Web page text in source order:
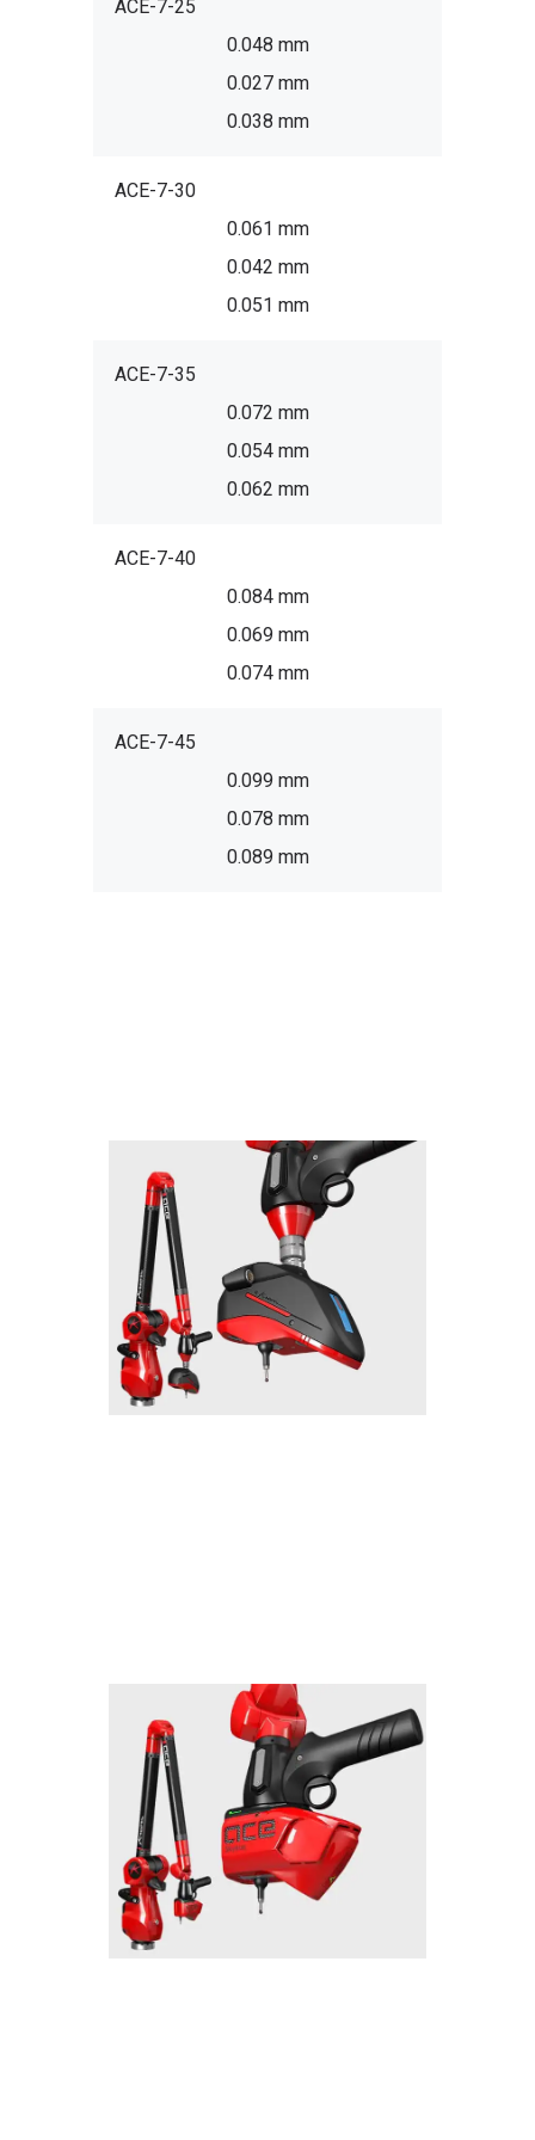
ACE-7-25
0.048 mm
0.027 mm
0.038 mm
ACE-7-30
0.061 mm
0.042 mm
0.051 mm
ACE-7-35
0.072 mm
0.054 mm
0.062 mm
ACE-7-40
0.084 mm
0.069 mm
0.074 mm
ACE-7-45
0.099 mm
0.078 mm
0.089 mm